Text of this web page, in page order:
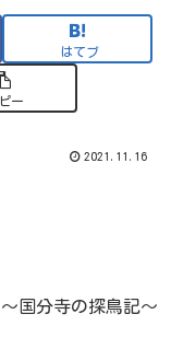
はてブ
ー
2021.11.16
国分寺の探鳥記～